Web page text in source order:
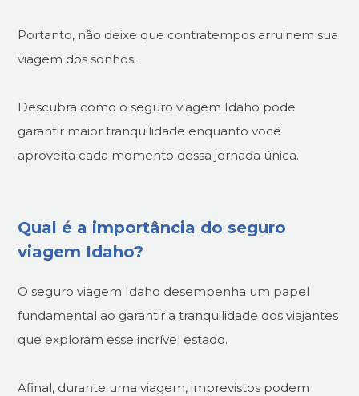
Portanto, não deixe que contratempos arruinem sua
viagem dos sonhos.
Descubra como o seguro viagem Idaho pode
garantir maior tranquilidade enquanto você
aproveita cada momento dessa jornada única.
Qual é a importância do seguro
viagem Idaho?
O seguro viagem Idaho desempenha um papel
fundamental ao garantir a tranquilidade dos viajantes
que exploram esse incrível estado.
Afinal, durante uma viagem, imprevistos podem